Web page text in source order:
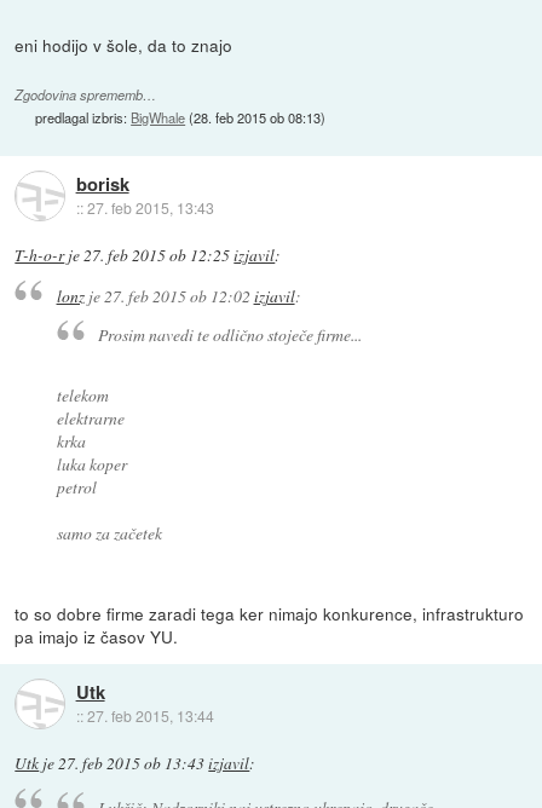
eni hodijo v šole, da to znajo
Zgodovina sprememb…
predlagal izbris: BigWhale(28. feb 2015 ob 08:13)
borisk
::27. feb 2015, 13:43
T-h-o-rje27. feb 2015 ob 12:25izjavil:
lonzje 27. feb 2015 ob 12:02 izjavil:
Prosim navedi te odlično stoječe firme...
telekom
elektrarne
krka
luka koper
petrol
samo za začetek
to so dobre firme zaradi tega ker nimajo konkurence, infrastrukturo
pa imajo iz časov YU.
Utk
::27. feb 2015, 13:44
Utk je27. feb 2015 ob 13:43izjavil: